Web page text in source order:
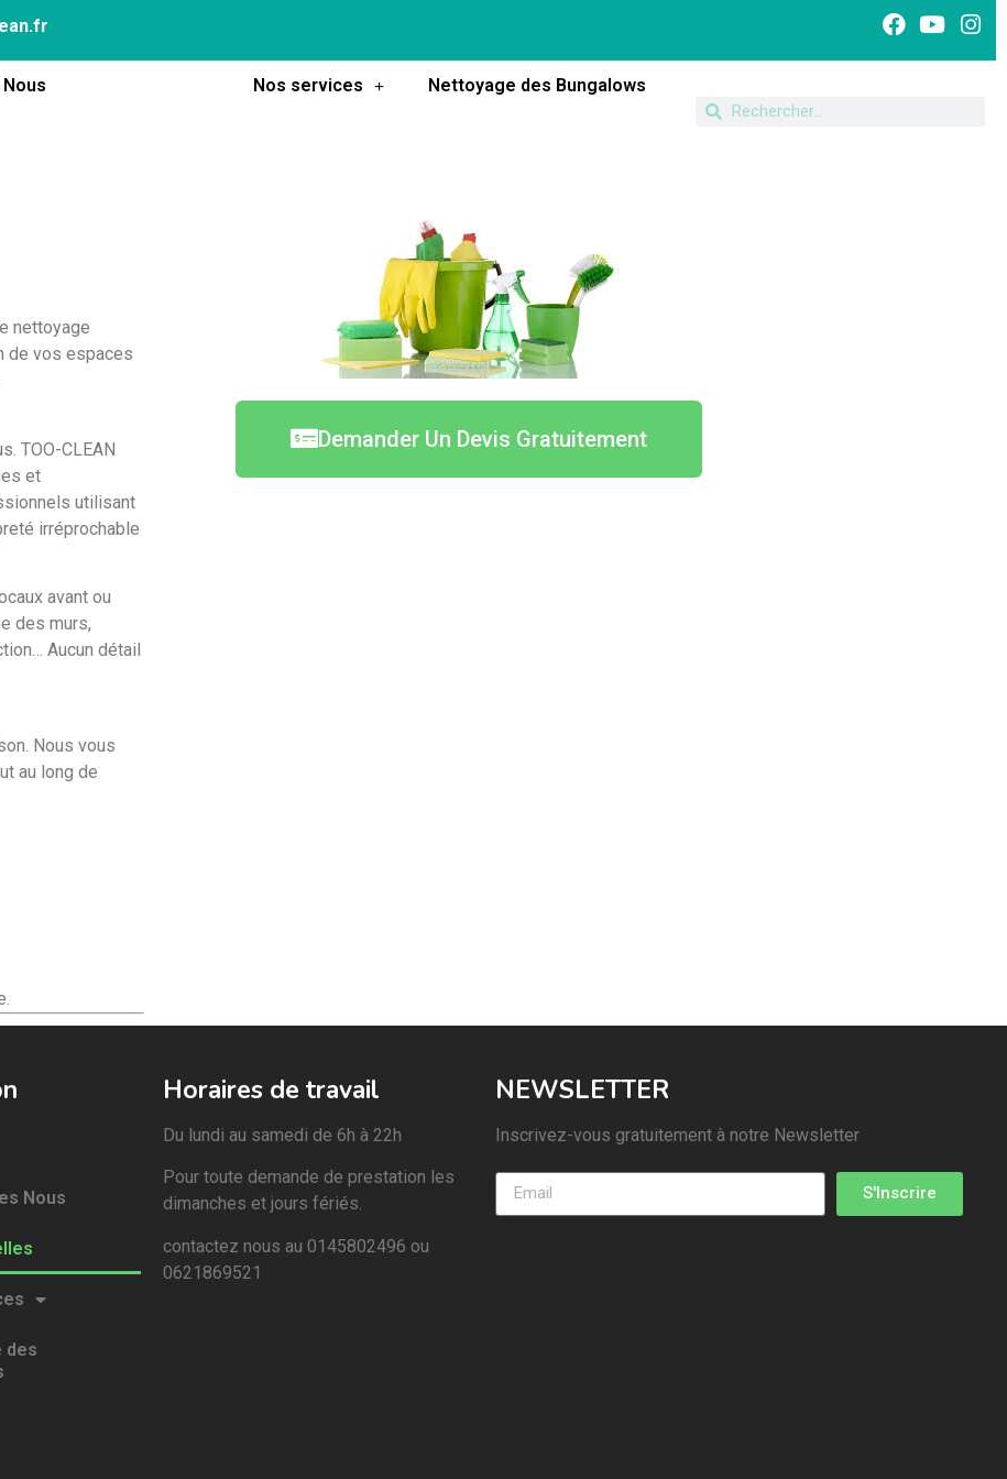
Nos services Nettoyage des Bungalows
nettoyage
de vos espaces
TOO-CLEAN
et
utilisant
irréprochable
avant ou
des murs,
Aucun détail
Nous vous
au long de
Demander Un Devis Gratuitement
Nous
des
Horaires de travail
Du lundi au samedi de 6h à 22h
Pour toute demande de prestation les
dimanches et jours fériés.
contactez nous au 0145802496 ou
0621869521
NEWSLETTER
Inscrivez-vous gratuitement à notre Newsletter
S'Inscrire